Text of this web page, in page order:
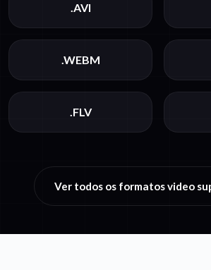
.AVI
.WEBM
.FLV
Ver todos os formatos video